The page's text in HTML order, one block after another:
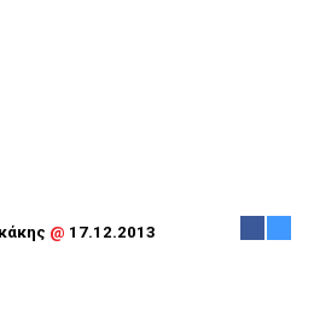
@ 17.12.2013